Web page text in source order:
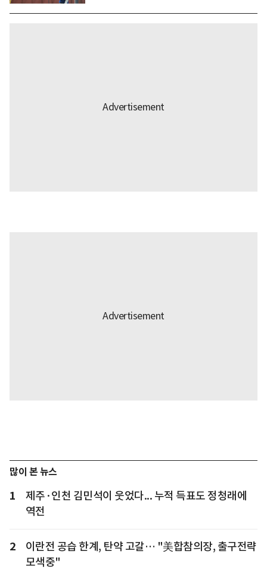
많이 본 뉴스
1
제주·인천 김민석이 웃었다... 누적 득표도 정청래에
역전
2
이란전 공습 한계, 탄약 고갈… "美합참의장, 출구전략
모색중"